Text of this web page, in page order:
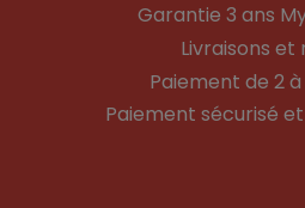
Garantie 3 ans
Livraisons et
Paiement de 2 à
Paiement sécurisé